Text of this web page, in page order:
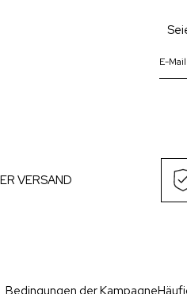
VERSAND
Bedingungen der Kampagne